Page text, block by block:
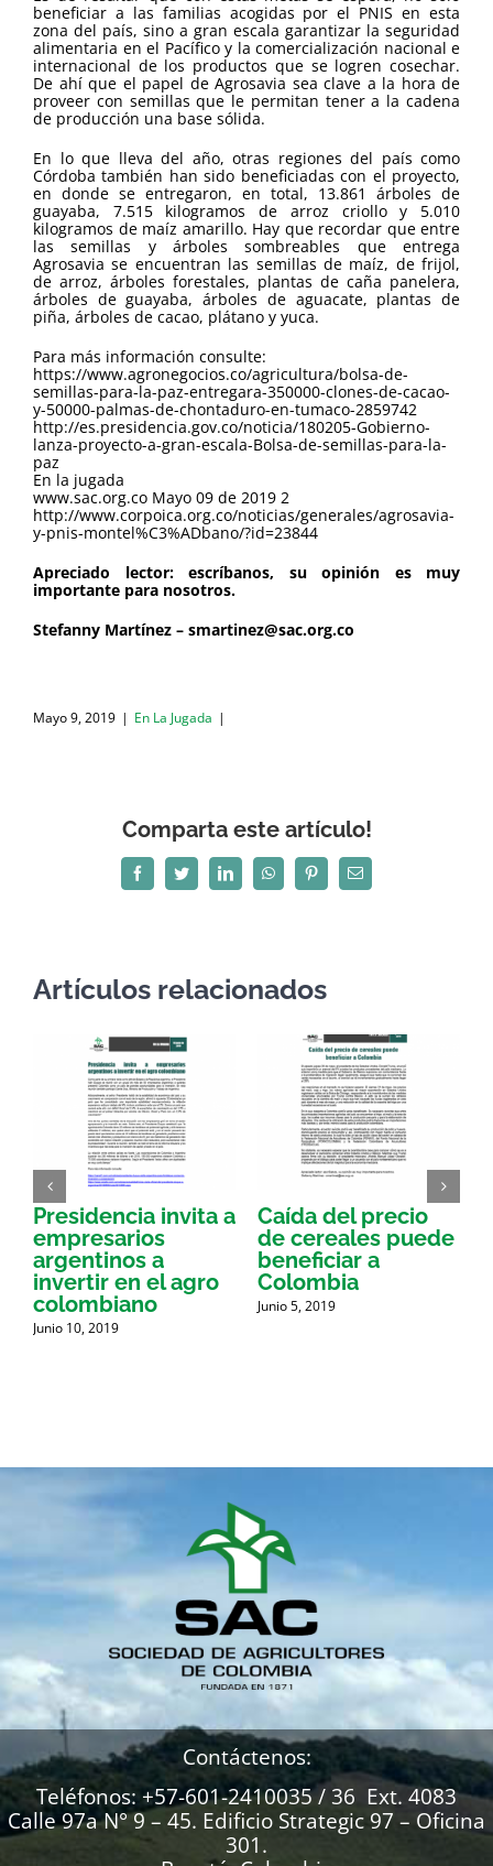
beneficiar a las familias acogidas por el PNIS en esta
zona del país, sino a gran escala garantizar la seguridad
alimentaria en el Pacífico y la comercialización nacional e
internacional de los productos que se logren cosechar.
De ahí que el papel de Agrosavia sea clave a la hora de
proveer con semillas que le permitan tener a la cadena
de producción una base sólida.
En lo que lleva del año, otras regiones del país como
Córdoba también han sido beneficiadas con el proyecto,
en donde se entregaron, en total, 13.861 árboles de
guayaba, 7.515 kilogramos de arroz criollo y 5.010
kilogramos de maíz amarillo. Hay que recordar que entre
las semillas y árboles sombreables que entrega
Agrosavia se encuentran las semillas de maíz, de frijol,
de arroz, árboles forestales, plantas de caña panelera,
árboles de guayaba, árboles de aguacate, plantas de
piña, árboles de cacao, plátano y yuca.
Para más información consulte:
https://www.agronegocios.co/agricultura/bolsa-de-
semillas-para-la-paz-entregara-350000-clones-de-cacao-
y-50000-palmas-de-chontaduro-en-tumaco-2859742
http://es.presidencia.gov.co/noticia/180205-Gobierno-
lanza-proyecto-a-gran-escala-Bolsa-de-semillas-para-la-
paz
En la jugada
www.sac.org.co Mayo 09 de 2019 2
http://www.corpoica.org.co/noticias/generales/agrosavia-
y-pnis-montel%C3%ADbano/?id=23844
Apreciado lector: escríbanos, su opinión es muy
importante para nosotros.
Stefanny Martínez – smartinez@sac.org.co
Mayo 9, 2019 | En La Jugada |
Comparta este artículo!
FacebookTwitterLinkedInWhatsAppPinterestCorreo
electrónico
Artículos relacionados
Presidencia invita a
empresarios
argentinos a
invertir en el agro
colombiano
Junio 10, 2019
Caída del precio
de cereales puede
beneficiar a
Colombia
Junio 5, 2019
Contáctenos:
Teléfonos: +57-601-2410035 / 36 Ext. 4083
Calle 97a N° 9 – 45. Edificio Strategic 97 – Oficina
301.